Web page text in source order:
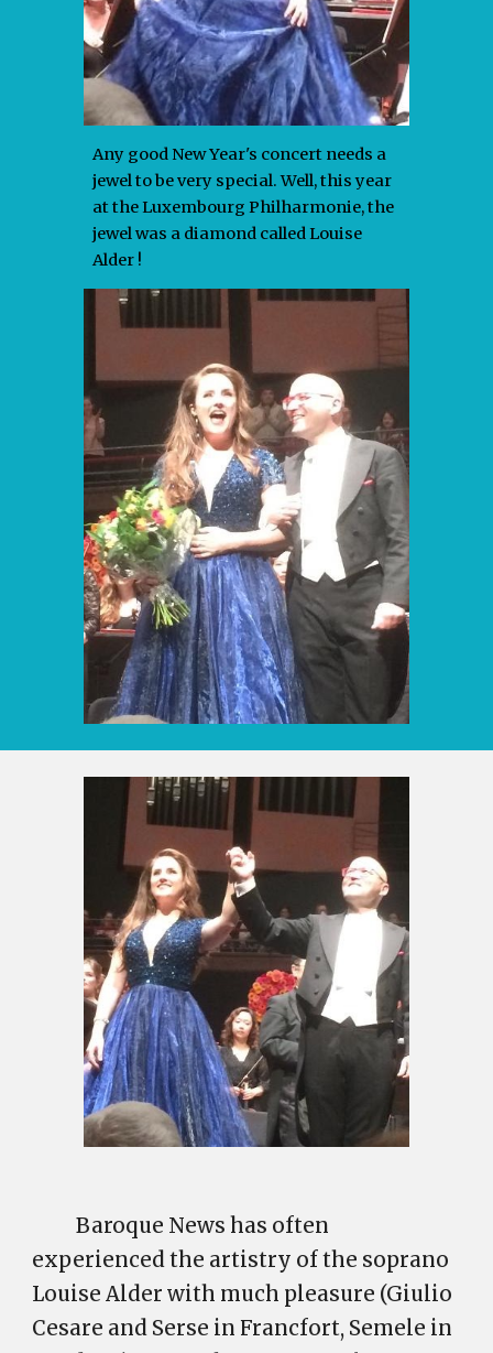
Any good New Year's concert needs a
jewel to be very special. Well, this year
at the Luxembourg Philharmonie, the
jewel was a diamond called Louise
Alder !
Baroque News has often
experienced the artistry of the soprano
Louise Alder with much pleasure (Giulio
Cesare and Serse in Francfort, Semele in